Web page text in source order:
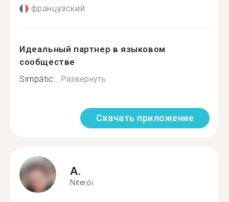
французский
Идеальный партнер в языковом
сообществе
Simpátic...Развернуть
Скачать приложение
A.
Niterói